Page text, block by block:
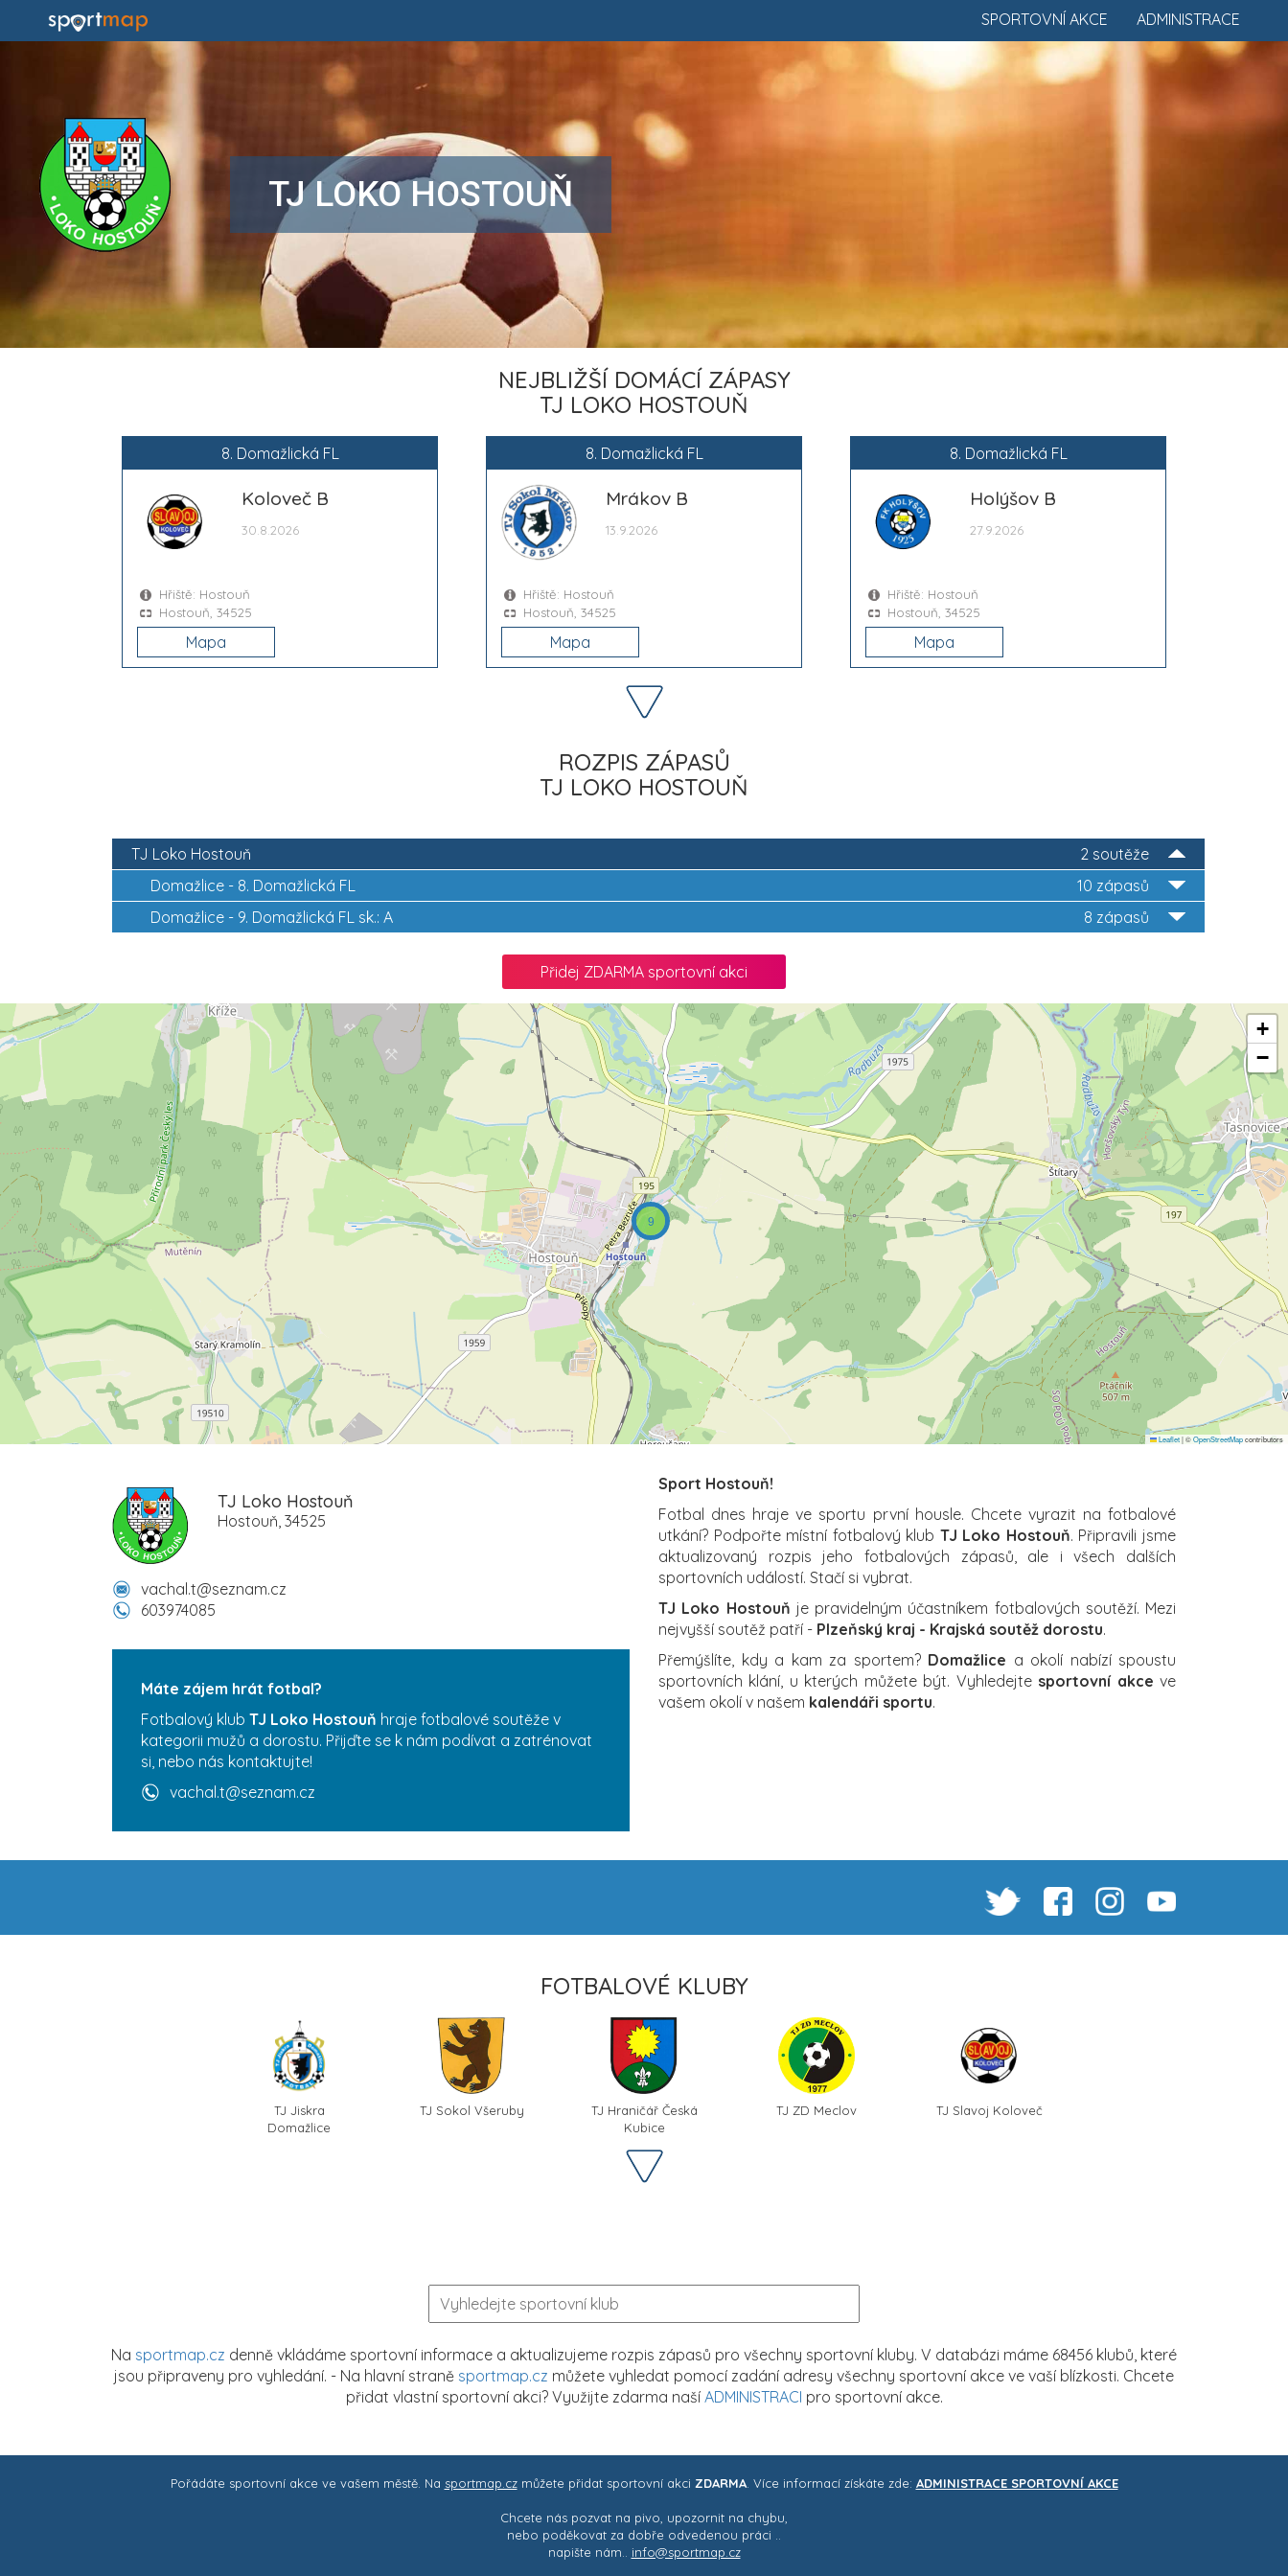
ADMINISTRACE
SPORTOVNÍ AKCE
TJ LOKO HOSTOUŇ
NEJBLIŽŠÍ DOMÁCÍ ZÁPASY
TJ LOKO HOSTOUŇ
8. Domažlická FL
Koloveč B
30.8.2026
Hřiště: Hostouň
Hostouň, 34525
Mapa
8. Domažlická FL
Mrákov B
13.9.2026
Hřiště: Hostouň
Hostouň, 34525
Mapa
8. Domažlická FL
Holýšov B
27.9.2026
Hřiště: Hostouň
Hostouň, 34525
Mapa
ROZPIS ZÁPASŮ
TJ LOKO HOSTOUŇ
2 soutěže
TJ Loko Hostouň
10 zápasů
Domažlice - 8. Domažlická FL
8 zápasů
Domažlice - 9. Domažlická FL sk.: A
Přidej ZDARMA sportovní akci
9
+
−
Leaflet|©OpenStreetMapcontributors
TJ Loko Hostouň
Hostouň, 34525
vachal.t@seznam.cz
603974085
Máte zájem hrát fotbal?
Fotbalový klub TJ Loko Hostouň hraje fotbalové soutěže v
kategorii mužů a dorostu. Přijďte se k nám podívat a zatrénovat
si, nebo nás kontaktujte!
vachal.t@seznam.cz
Sport Hostouň!
Fotbal dnes hraje ve sportu první housle. Chcete vyrazit na fotbalové
utkání? Podpořte místní fotbalový klub TJ Loko Hostouň. Připravili jsme
aktualizovaný rozpis jeho fotbalových zápasů, ale i všech dalších
sportovních událostí. Stačí si vybrat.
TJ Loko Hostouň je pravidelným účastníkem fotbalových soutěží. Mezi
nejvyšší soutěž patří - Plzeňský kraj - Krajská soutěž dorostu.
Přemýšlíte, kdy a kam za sportem? Domažlice a okolí nabízí spoustu
sportovních klání, u kterých můžete být. Vyhledejte sportovní akce ve
vašem okolí v našem kalendáři sportu.
FOTBALOVÉ KLUBY
TJ Jiskra
Domažlice
TJ Sokol Všeruby
TJ Hraničář Česká
Kubice
TJ ZD Meclov TJ Slavoj Koloveč
Na sportmap.cz denně vkládáme sportovní informace a aktualizujeme rozpis zápasů pro všechny sportovní kluby. V databázi máme 68456 klubů, které
jsou připraveny pro vyhledání. - Na hlavní straně sportmap.cz můžete vyhledat pomocí zadání adresy všechny sportovní akce ve vaší blízkosti. Chcete
přidat vlastní sportovní akci? Využijte zdarma naší ADMINISTRACI pro sportovní akce.
Pořádáte sportovní akce ve vašem městě. Na sportmap.czmůžete přidat sportovní akci ZDARMA. Více informací získáte zde: ADMINISTRACE SPORTOVNÍ AKCE
Chcete nás pozvat na pivo, upozornit na chybu,
nebo poděkovat za dobře odvedenou práci ..
napište nám.. info@sportmap.cz